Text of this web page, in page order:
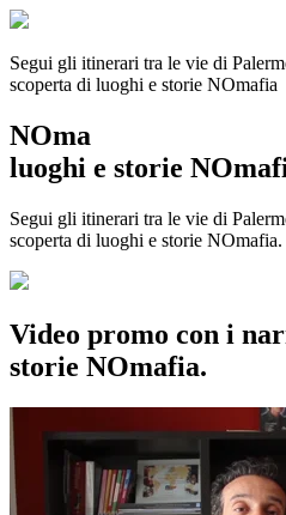
Segui gli itinerari tra le vie di
scoperta di luoghi e storie NOmafia
NOma
luoghi e storie
Segui gli itinerari tra le vie di
scoperta di luoghi e storie NOmafia.
Video promo con i
storie NOmafia.